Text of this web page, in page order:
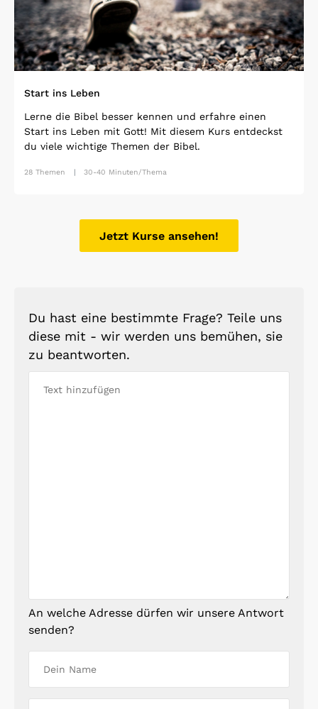
Start ins Leben
Lerne die Bibel besser kennen und erfahre einen
Start ins Leben mit Gott! Mit diesem Kurs entdeckst
du viele wichtige Themen der Bibel.
28 Themen 30-40 Minuten/Thema
Jetzt Kurse ansehen!
Du hast eine bestimmte Frage? Teile uns
diese mit - wir werden uns bemühen, sie
zu beantworten.
An welche Adresse dürfen wir unsere Antwort
senden?